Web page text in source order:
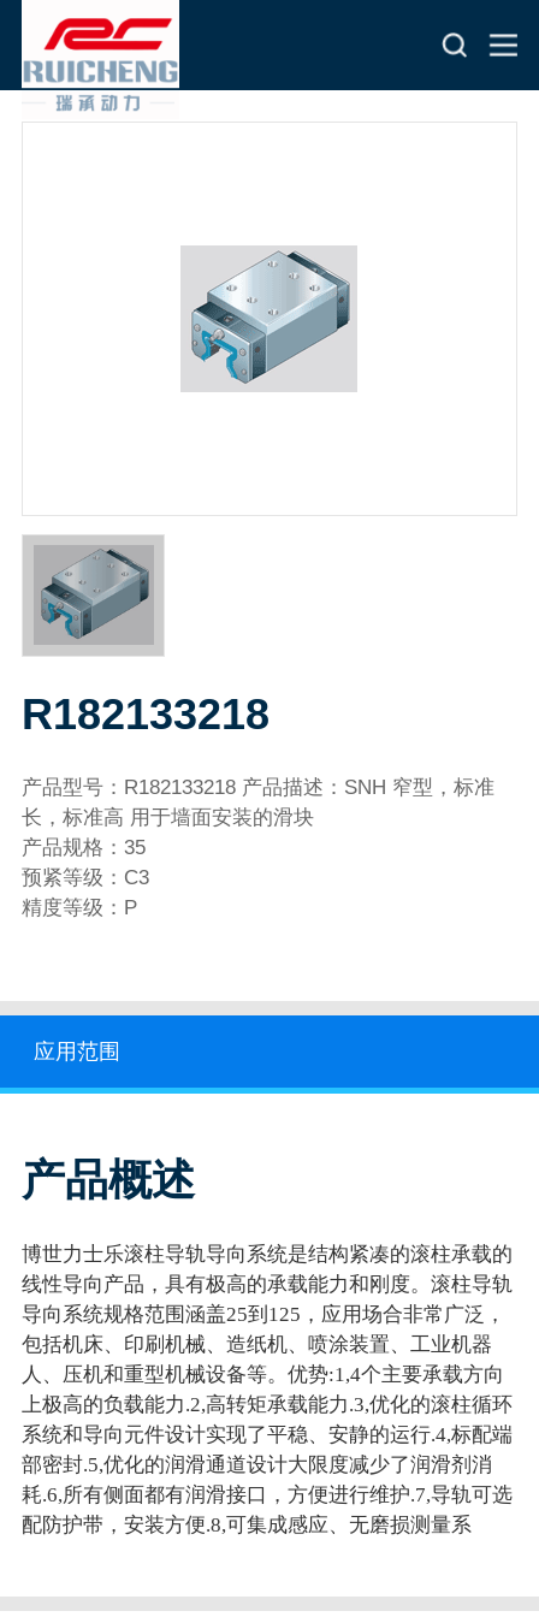
R182133218
产品型号：R182133218 产品描述：SNH 窄型，标准
长，标准高 用于墙面安装的滑块
产品规格：35
预紧等级：C3
精度等级：P
应用范围
产品概述
博世力士乐滚柱导轨导向系统是结构紧凑的滚柱承载的
线性导向产品，具有极高的承载能力和刚度。滚柱导轨
导向系统规格范围涵盖25到125，应用场合非常广泛，
包括机床、印刷机械、造纸机、喷涂装置、工业机器
人、压机和重型机械设备等。优势:1,4个主要承载方向
上极高的负载能力.2,高转矩承载能力.3,优化的滚柱循环
系统和导向元件设计实现了平稳、安静的运行.4,标配端
部密封.5,优化的润滑通道设计大限度减少了润滑剂消
耗.6,所有侧面都有润滑接口，方便进行维护.7,导轨可选
配防护带，安装方便.8,可集成感应、无磨损测量系